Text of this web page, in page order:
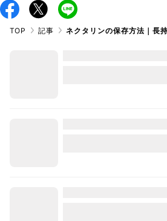
TOP 記事 ネクタリンの保存方法｜長